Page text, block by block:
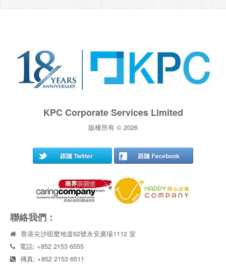
KPC Corporate Services Limited
版權所有 © 2026
跟隨 Twitter 跟隨 Facebook
聯絡我們：
香港尖沙咀麼地道62號永安廣場1112 室
電話: +852 2153 6555
傳真: +852 2153 6511